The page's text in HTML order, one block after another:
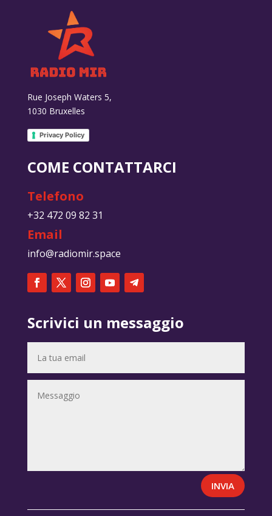
Rue Joseph Waters 5,
1030 Bruxelles
Privacy Policy
COME CONTATTARCI
Telefono
+32 472 09 82 31
Email
info@radiomir.space
Scrivici un messaggio
INVIA